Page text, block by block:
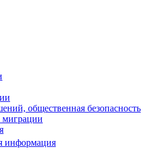
общественная безопасность
миграции
информация